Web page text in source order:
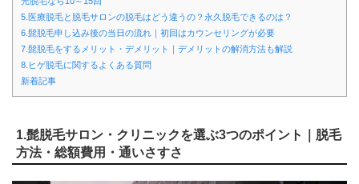
5.医療脱毛と脱毛サロンの脱毛はどう違うの？永久脱毛できるのは？
6.髭脱毛申し込み後の当日の流れ｜初回はカウンセリングが必要
7.髭脱毛をするメリット・デメリット｜デメリットの解消方法も解説
8.ヒゲ脱毛に関するよくある質問
新着記事
1.髭脱毛サロン・クリニックを選ぶ3つのポイント｜脱毛
方法・総額費用・通いさすさ